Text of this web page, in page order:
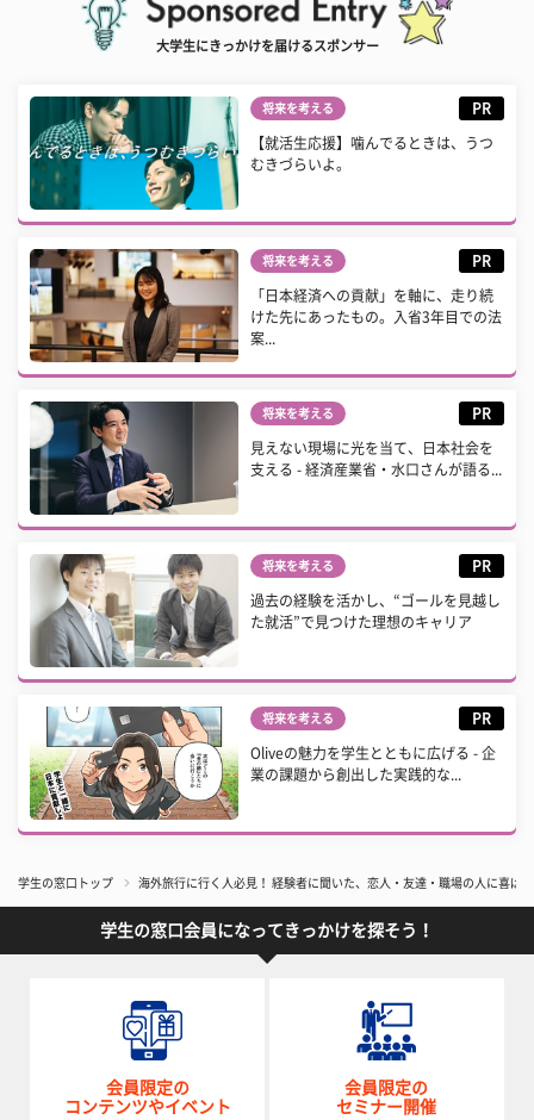
大学生にきっかけを届けるスポンサー
将来を考える PR
【就活生応援】噛んでるときは、うつ
むきづらいよ。
将来を考える PR
「日本経済への貢献」を軸に、走り続
けた先にあったもの。入省3年目での法
案...
将来を考える PR
見えない現場に光を当て、日本社会を
支える - 経済産業省・水口さんが語る...
将来を考える PR
過去の経験を活かし、“ゴールを見越し
た就活”で見つけた理想のキャリア
将来を考える PR
Oliveの魅力を学生とともに広げる - 企
業の課題から創出した実践的な...
学生の窓口トップ 海外旅行に行く人必見！ 経験者に聞いた、恋人・友達・職場の人に喜ば
学生の窓口会員になってきっかけを探そう！
会員限定の
コンテンツやイベント
会員限定の
セミナー開催